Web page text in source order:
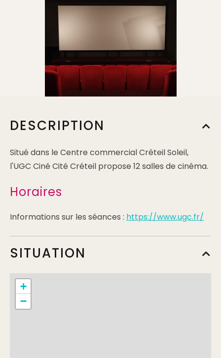
DESCRIPTION
Situé dans le Centre commercial Créteil Soleil,
l'UGC Ciné Cité Créteil propose 12 salles de cinéma.
Horaires
Informations sur les séances : https://www.ugc.fr/
SITUATION
+
−